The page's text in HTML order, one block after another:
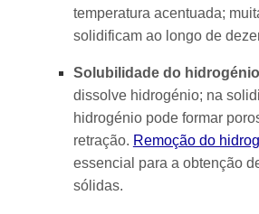
temperatura acentuada;
solidificam ao longo de
Solubilidade do hidrogénio
dissolve hidrogénio; na
hidrogénio pode formar
retração. Remoção do
essencial para a obtenção
sólidas.